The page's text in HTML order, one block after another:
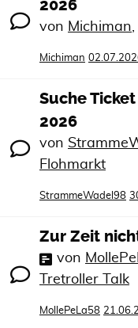
2026
von Michiman,
Michiman
Suche
2026
von
Flohmarkt
StrammeWadel98
Zur Zeit
von
Tretroller Talk
MollePeLa58